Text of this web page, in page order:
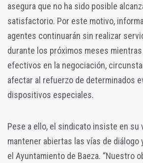
asegura que no ha sido posible
satisfactorio. Por este motivo,
agentes continuarán sin realizar
durante los próximos meses
efectivos en la negociación,
afectar al refuerzo de determinados
dispositivos especiales.
Pese a ello, el sindicato insiste en su
mantener abiertas las vías de diálogo
el Ayuntamiento de Baeza. “Nuestro